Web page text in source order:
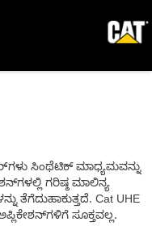
ಸಿಂಥೆಟಿಕ್ ಮಾಧ್ಯಮವನ್ನು
ಗರಿಷ್ಠ ಮಾಲಿನ್ಯ
ತೆಗೆದುಹಾಕುತ್ತದೆ. Cat UHE
ಸೂಕ್ತವಲ್ಲ.